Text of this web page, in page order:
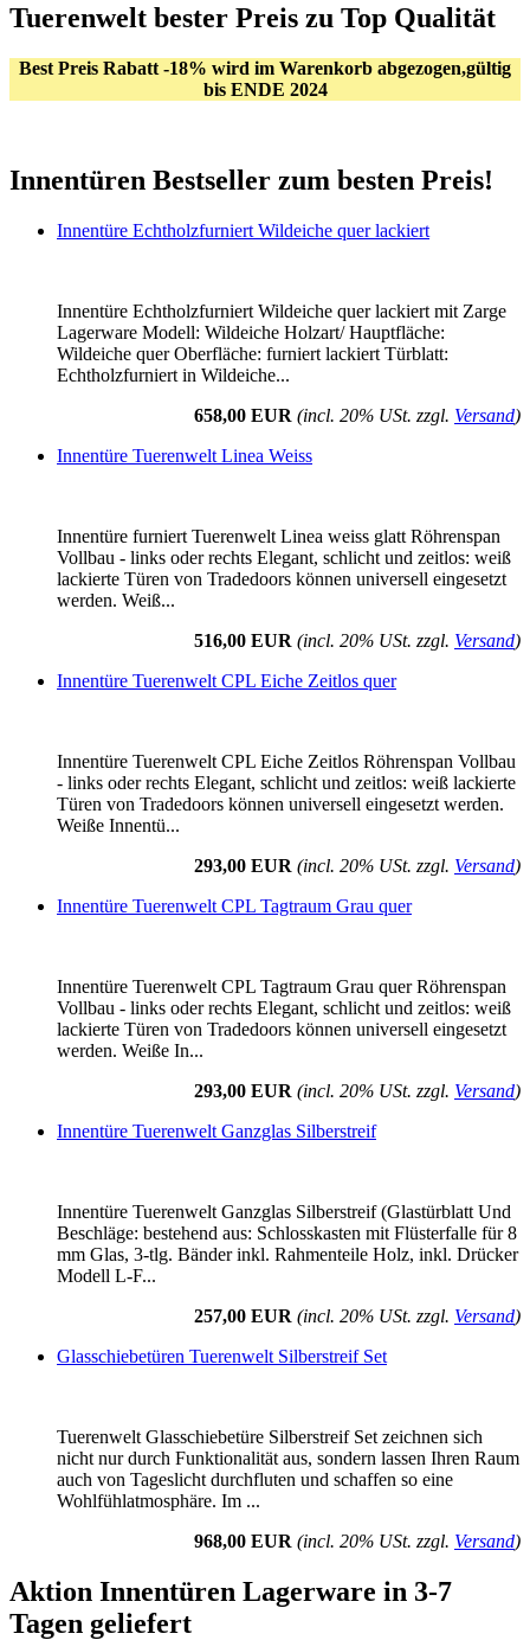
Tuerenwelt bester Preis zu Top Qualität
Best Preis Rabatt -18% wird im Warenkorb abgezogen,gültig
bis ENDE 2024
Innentüren Bestseller zum besten Preis!
Innentüre Echtholzfurniert Wildeiche quer lackiert
Innentüre Echtholzfurniert Wildeiche quer lackiert mit Zarge
Lagerware Modell: Wildeiche Holzart/ Hauptfläche:
Wildeiche quer Oberfläche: furniert lackiert Türblatt:
Echtholzfurniert in Wildeiche...
658,00 EUR (incl. 20% USt. zzgl. Versand)
Innentüre Tuerenwelt Linea Weiss
Innentüre furniert Tuerenwelt Linea weiss glatt Röhrenspan
Vollbau - links oder rechts Elegant, schlicht und zeitlos: weiß
lackierte Türen von Tradedoors können universell eingesetzt
werden. Weiß...
516,00 EUR (incl. 20% USt. zzgl. Versand)
Innentüre Tuerenwelt CPL Eiche Zeitlos quer
Innentüre Tuerenwelt CPL Eiche Zeitlos Röhrenspan Vollbau
- links oder rechts Elegant, schlicht und zeitlos: weiß lackierte
Türen von Tradedoors können universell eingesetzt werden.
Weiße Innentü...
293,00 EUR (incl. 20% USt. zzgl. Versand)
Innentüre Tuerenwelt CPL Tagtraum Grau quer
Innentüre Tuerenwelt CPL Tagtraum Grau quer Röhrenspan
Vollbau - links oder rechts Elegant, schlicht und zeitlos: weiß
lackierte Türen von Tradedoors können universell eingesetzt
werden. Weiße In...
293,00 EUR (incl. 20% USt. zzgl. Versand)
Innentüre Tuerenwelt Ganzglas Silberstreif
Innentüre Tuerenwelt Ganzglas Silberstreif (Glastürblatt Und
Beschläge: bestehend aus: Schlosskasten mit Flüsterfalle für 8
mm Glas, 3-tlg. Bänder inkl. Rahmenteile Holz, inkl. Drücker
Modell L-F...
257,00 EUR (incl. 20% USt. zzgl. Versand)
Glasschiebetüren Tuerenwelt Silberstreif Set
Tuerenwelt Glasschiebetüre Silberstreif Set zeichnen sich
nicht nur durch Funktionalität aus, sondern lassen Ihren Raum
auch von Tageslicht durchfluten und schaffen so eine
Wohlfühlatmosphäre. Im ...
968,00 EUR (incl. 20% USt. zzgl. Versand)
Aktion Innentüren Lagerware in 3-7
Tagen geliefert